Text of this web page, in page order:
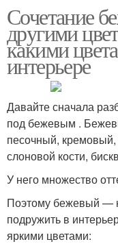
Сочетание
другими
какими
интерьере
Давайте сначала
под бежевым .
песочный, кремовый,
слоновой кости,
У него множество
Поэтому бежевый —
подружить в
яркими цветами: